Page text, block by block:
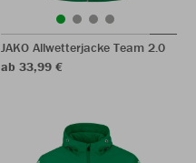
JAKO Allwetterjacke Team 2.0
ab 33,99 €